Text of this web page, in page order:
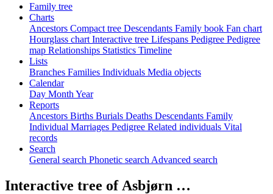
Family tree
Charts
Ancestors Compact tree Descendants Family book Fan chart
Hourglass chart Interactive tree Lifespans Pedigree Pedigree
map Relationships Statistics Timeline
Lists
Branches Families Individuals Media objects
Calendar
Day Month Year
Reports
Ancestors Births Burials Deaths Descendants Family
Individual Marriages Pedigree Related individuals Vital
records
Search
General search Phonetic search Advanced search
Interactive tree of Asbjørn …